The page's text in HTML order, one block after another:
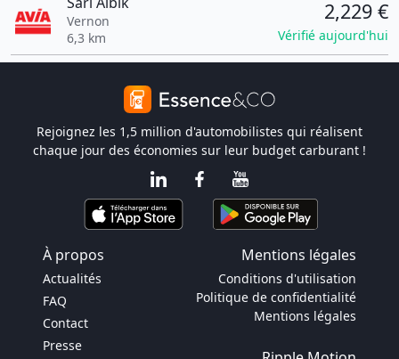
Vernon
6,3 km
2,229 €
Vérifié aujourd'hui
Rejoignez les 1,5 million d'automobilistes qui réalisent
chaque jour des économies sur leur budget carburant !
À propos Mentions légales
Actualités
FAQ
Contact
Presse
Conditions d'utilisation
Politique de confidentialité
Mentions légales